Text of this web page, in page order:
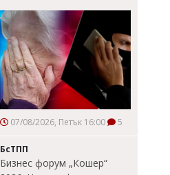
07/08/2026, Петък 16:00 5
БсТПП
Бизнес форум „Кошер“